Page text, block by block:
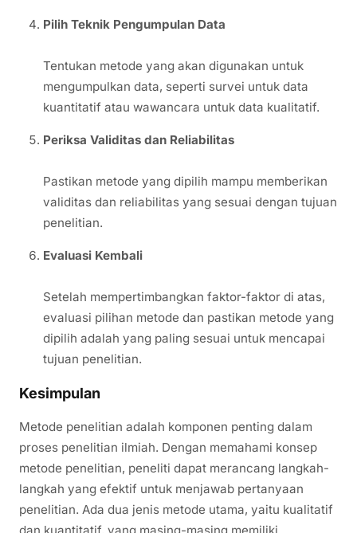
Pilih Teknik Pengumpulan Data
Tentukan metode yang akan digunakan untuk
mengumpulkan data, seperti survei untuk data
kuantitatif atau wawancara untuk data kualitatif.
Periksa Validitas dan Reliabilitas
Pastikan metode yang dipilih mampu memberikan
validitas dan reliabilitas yang sesuai dengan tujuan
penelitian.
Evaluasi Kembali
Setelah mempertimbangkan faktor-faktor di atas,
evaluasi pilihan metode dan pastikan metode yang
dipilih adalah yang paling sesuai untuk mencapai
tujuan penelitian.
Kesimpulan
Metode penelitian adalah komponen penting dalam
proses penelitian ilmiah. Dengan memahami konsep
metode penelitian, peneliti dapat merancang langkah-
langkah yang efektif untuk menjawab pertanyaan
penelitian. Ada dua jenis metode utama, yaitu kualitatif